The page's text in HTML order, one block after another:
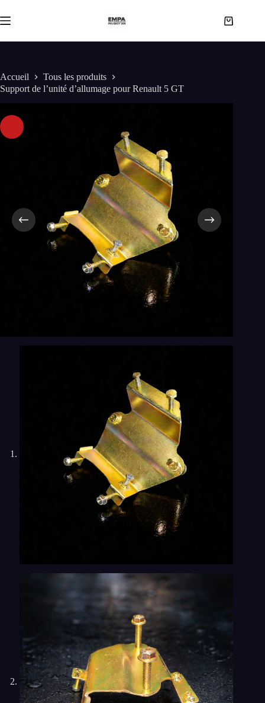
au
contenu
Panier
Accueil
Tous les produits
Support de l’unité d’allumage pour Renault 5 GT